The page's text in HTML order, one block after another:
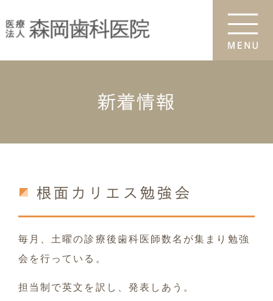
新着情報
根面カリエス勉強会
毎月、土曜の診療後歯科医師数名が集まり勉強
会を行っている。
担当制で英文を訳し、発表しあう。